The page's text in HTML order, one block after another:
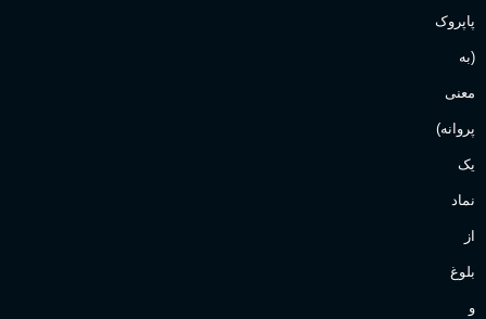
پاپروک
(به
معنی
پروانه)
یک
نماد
از
بلوغ
و